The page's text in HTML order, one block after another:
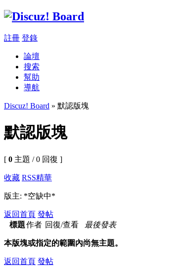
註冊 登錄
論壇
搜索
幫助
導航
Discuz! Board » 默認版塊
默認版塊
[ 0 主題 / 0 回復 ]
收藏 RSS精華
版主: *空缺中*
返回首頁 發帖
標題作者 回復/查看 最後發表
本版塊或指定的範圍內尚無主題。
返回首頁 發帖